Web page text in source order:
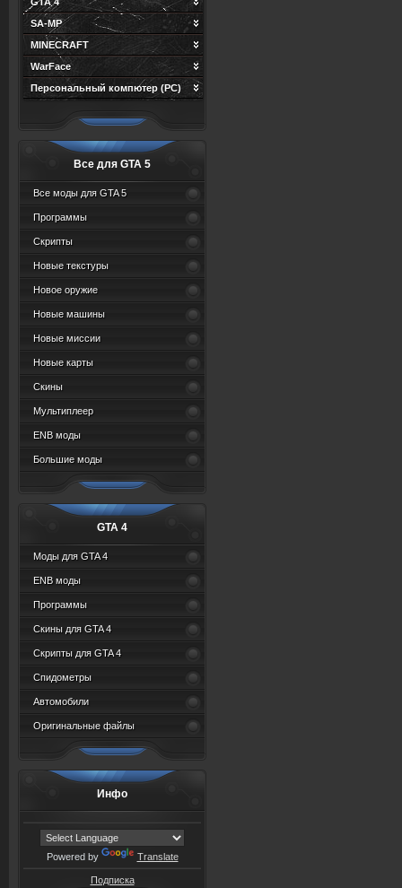
SA-MP
MINECRAFT
WarFace
Персональный компютер (PC)
Все для GTA 5
Все моды для GTA 5
Программы
Скрипты
Новые текстуры
Новое оружие
Новые машины
Новые миссии
Новые карты
Скины
Мультиплеер
ENB моды
Большие моды
GTA 4
Моды для GTA 4
ENB моды
Программы
Скины для GTA 4
Скрипты для GTA 4
Спидометры
Автомобили
Оригинальные файлы
Инфо
Powered by Translate
Подписка